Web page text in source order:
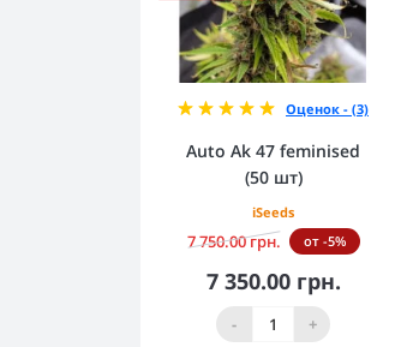
Оценок - (3)
Auto Ak 47 feminised
(50 шт)
iSeeds
7 750.00 грн. от -5%
7 350.00 грн.
- +
В корзину